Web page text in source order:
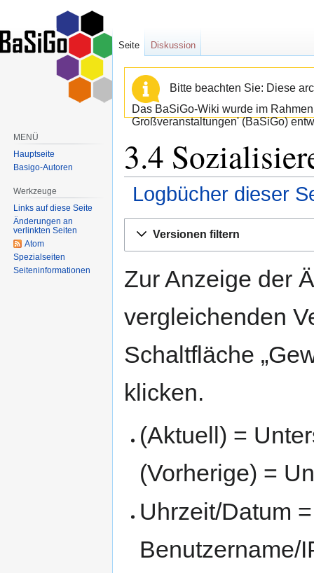
Bitte beachten Sie: Diese
Das BaSiGo-Wiki wurde im
Großveranstaltungen' (BaSiGo)
3.4
Logbücher dieser
Navigation
Suche
Versionen filtern
Zur Anzeige der
vergleichenden
Schaltfläche
klicken.
(Aktuell) =
(Vorherige) =
Uhrzeit/Datum
Benutzername/
Seite Diskussion
MENÜ
Hauptseite
Basigo-Autoren
Werkzeuge
Links auf diese Seite
Änderungen an
verlinkten Seiten
Atom
Spezialseiten
Seiten­informationen